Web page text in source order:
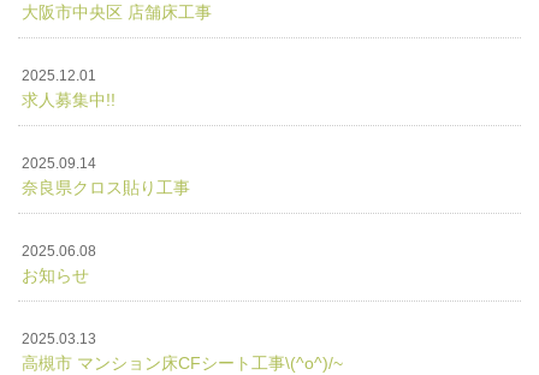
大阪市中央区 店舗床工事
2025.12.01
求人募集中!!
2025.09.14
奈良県クロス貼り工事
2025.06.08
お知らせ
2025.03.13
高槻市 マンション床CFシート工事\(^o^)/~